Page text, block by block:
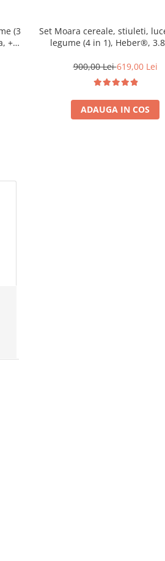
(3
+
Set Moara cereale, stiuleti,
legume (4 in 1), Heber®,
cutite + suport
900,00 Lei619,00 Lei
ADAUGA IN COS